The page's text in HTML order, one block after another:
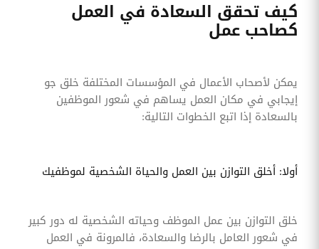
كيف تحقق السعادة في العمل
كصاحب عمل
يمكن لأصحاب الأعمال في المؤسسات المختلفة خلق جو
إيجابي في مكان العمل يساهم في شعور الموظفين
بالسعادة إذا اتبع الخطوات التالية:
أولا: أخلق التوازن بين العمل والحياة الشخصية لموظفيك
خلق التوازن بين عمل الموظف وحياته الشخصية له دور كبير
في شعور العامل بالرضا والسعادة، فالمرونة في العمل